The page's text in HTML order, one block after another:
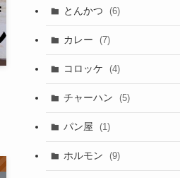
とんかつ (6)
カレー (7)
コロッケ (4)
チャーハン (5)
パン屋 (1)
ホルモン (9)